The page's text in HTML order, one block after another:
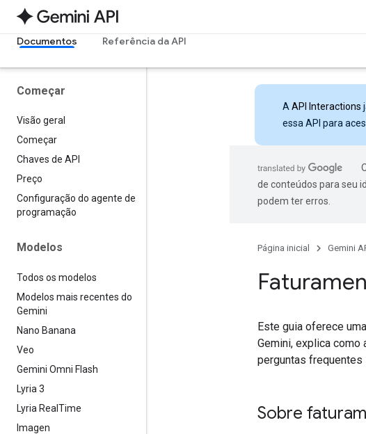
Documentos Referência da API
Começar
Visão geral
Começar
Chaves de API
Preço
Configuração do agente de
programação
Modelos
Todos os modelos
Modelos mais recentes do
Gemini
Nano Banana
Veo
Gemini Omni Flash
Lyria 3
Lyria Real Time
Imagen
A API Interactions
essa API para
de conteúdos para seu
podem ter erros.
Página inicial Gemini
Este guia oferece
Gemini, explica
perguntas frequentes
Sobre